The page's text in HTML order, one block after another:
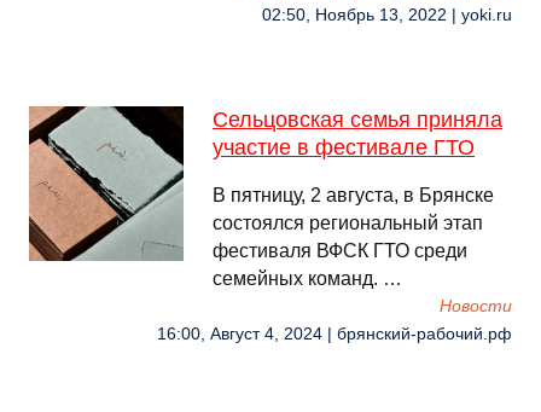
02:50, Ноябрь 13, 2022 | yoki.ru
Сельцовская семья приняла
участие в фестивале ГТО
В пятницу, 2 августа, в Брянске
состоялся региональный этап
фестиваля ВФСК ГТО среди
семейных команд. …
Новости
16:00, Август 4, 2024 | брянский-рабочий.рф